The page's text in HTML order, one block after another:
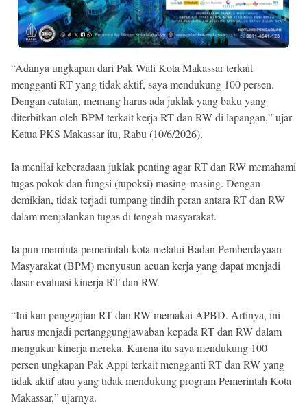
“Adanya ungkapan dari Pak Wali Kota Makassar terkait
mengganti RT yang tidak aktif, saya mendukung 100 persen.
Dengan catatan, memang harus ada juklak yang baku yang
diterbitkan oleh BPM terkait kerja RT dan RW di lapangan,” ujar
Ketua PKS Makassar itu, Rabu (10/6/2026).
Ia menilai keberadaan juklak penting agar RT dan RW memahami
tugas pokok dan fungsi (tupoksi) masing-masing. Dengan
demikian, tidak terjadi tumpang tindih peran antara RT dan RW
dalam menjalankan tugas di tengah masyarakat.
Ia pun meminta pemerintah kota melalui Badan Pemberdayaan
Masyarakat (BPM) menyusun acuan kerja yang dapat menjadi
dasar evaluasi kinerja RT dan RW.
“Ini kan penggajian RT dan RW memakai APBD. Artinya, ini
harus menjadi pertanggungjawaban kepada RT dan RW dalam
mengukur kinerja mereka. Karena itu saya mendukung 100
persen ungkapan Pak Appi terkait mengganti RT dan RW yang
tidak aktif atau yang tidak mendukung program Pemerintah Kota
Makassar,” ujarnya.